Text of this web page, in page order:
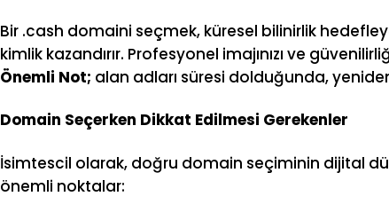
Bir .cash domaini seçmek, küresel bilinirlik
kimlik kazandırır. Profesyonel imajınızı ve
Önemli Not; alan adları süresi dolduğunda,
Domain Seçerken Dikkat Edilmesi Gerekenler
İsimtescil olarak, doğru domain seçiminin dijital
önemli noktalar: